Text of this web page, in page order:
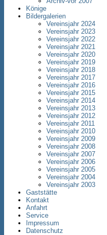
Könige
Bildergalerien
Vereinsjahr 2024
Vereinsjahr 2023
Vereinsjahr 2022
Vereinsjahr 2021
Vereinsjahr 2020
Vereinsjahr 2019
Vereinsjahr 2018
Vereinsjahr 2017
Vereinsjahr 2016
Vereinsjahr 2015
Vereinsjahr 2014
Vereinsjahr 2013
Vereinsjahr 2012
Vereinsjahr 2011
Vereinsjahr 2010
Vereinsjahr 2009
Vereinsjahr 2008
Vereinsjahr 2007
Vereinsjahr 2006
Vereinsjahr 2005
Vereinsjahr 2004
Vereinsjahr 2003
Gaststätte
Kontakt
Anfahrt
Service
Impressum
Datenschutz